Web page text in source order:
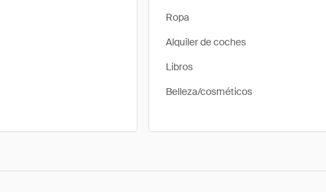
Ropa
Alquiler de coches
Libros
Belleza/cosméticos